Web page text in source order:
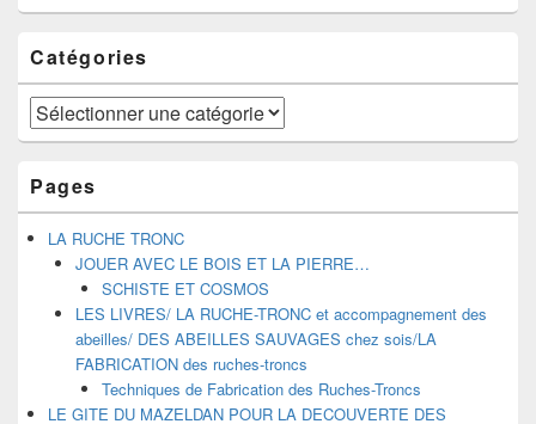
Catégories
Catégories
Pages
LA RUCHE TRONC
JOUER AVEC LE BOIS ET LA PIERRE…
SCHISTE ET COSMOS
LES LIVRES/ LA RUCHE-TRONC et accompagnement des
abeilles/ DES ABEILLES SAUVAGES chez sois/LA
FABRICATION des ruches-troncs
Techniques de Fabrication des Ruches-Troncs
LE GITE DU MAZELDAN POUR LA DECOUVERTE DES